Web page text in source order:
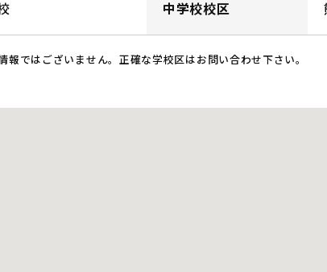
中学校校区
ではございません。正確な学校区はお問い合わせ下さい。